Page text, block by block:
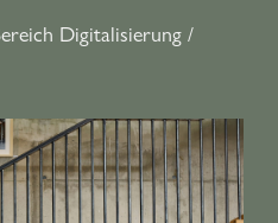
Digitalisierung /